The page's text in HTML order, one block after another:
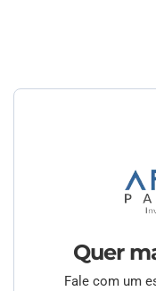
Quer
Fale com um